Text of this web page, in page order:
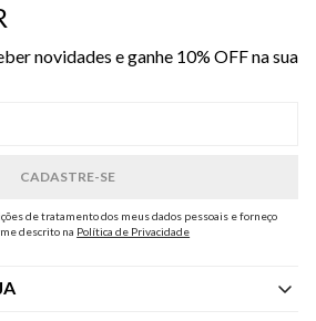
novidades e ganhe 10% OFF na sua
de tratamento dos meus dados pessoais e forneço
descrito na Política de Privacidade